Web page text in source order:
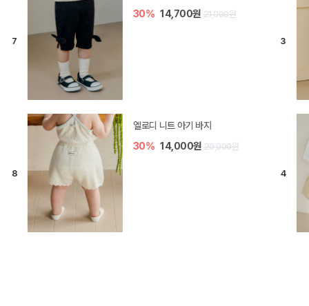
30% 16,100원 23,000원
[SIZE ~6Y] 블룸 플리츠 쓰리피스
셋업